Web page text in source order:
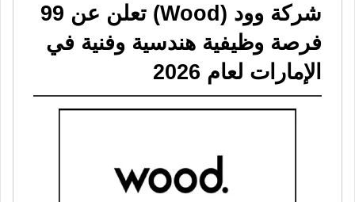
شركة وود (Wood) تعلن عن 99
فرصة وظيفية هندسية وفنية في
الإمارات لعام 2026